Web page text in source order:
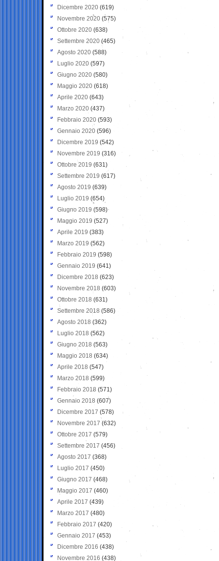
Dicembre 2020 (619)
Novembre 2020 (575)
Ottobre 2020 (638)
Settembre 2020(465)
Agosto 2020 (588)
Luglio 2020 (597)
Giugno 2020 (580)
Maggio 2020 (618)
Aprile 2020 (643)
Marzo 2020 (437)
Febbraio 2020 (593)
Gennaio 2020 (596)
Dicembre 2019 (542)
Novembre 2019 (316)
Ottobre 2019 (631)
Settembre 2019 (617)
Agosto 2019 (639)
Luglio 2019 (654)
Giugno 2019 (598)
Maggio 2019 (527)
Aprile 2019 (383)
Marzo 2019 (562)
Febbraio 2019 (598)
Gennaio 2019 (641)
Dicembre 2018 (623)
Novembre 2018 (603)
Ottobre 2018 (631)
Settembre 2018 (586)
Agosto 2018 (362)
Luglio 2018 (562)
Giugno 2018 (563)
Maggio 2018 (634)
Aprile 2018 (547)
Marzo 2018 (599)
Febbraio 2018 (571)
Gennaio 2018 (607)
Dicembre 2017 (578)
Novembre 2017 (632)
Ottobre 2017 (579)
Settembre 2017 (456)
Agosto 2017 (368)
Luglio 2017 (450)
Giugno 2017 (468)
Maggio 2017 (460)
Aprile 2017 (439)
Marzo 2017 (480)
Febbraio 2017 (420)
Gennaio 2017 (453)
Dicembre 2016 (438)
Novembre 2016 (438)